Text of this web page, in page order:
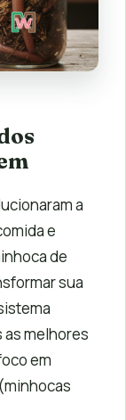
a
e
de
sua
melhores
em